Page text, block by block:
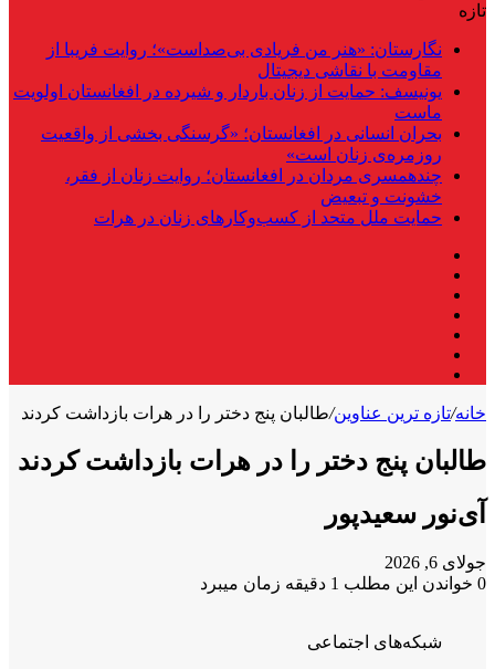
تازه
نگارستان: «هنر من فریادی بی‌صداست»؛ روایت فریبا از
مقاومت با نقاشی دیجیتال
یونیسف: حمایت از زنان باردار و شیرده در افغانستان اولویت
ماست
بحران انسانی در افغانستان؛ «گرسنگی بخشی از واقعیت
روزمره‌ی زنان است»
چندهمسری مردان در افغانستان؛ روایت زنان از فقر،
خشونت و تبعیض
حمایت ملل متحد از کسب‌وکارهای زنان در هرات
خانه/تازه ترین عناوین/طالبان پنج دختر را در هرات بازداشت کردند
طالبان پنج دختر را در هرات بازداشت کردند
آی‌نور سعیدپور
جولای 6, 2026
0 خواندن این مطلب 1 دقیقه زمان میبرد
شبکه‌های اجتماعی